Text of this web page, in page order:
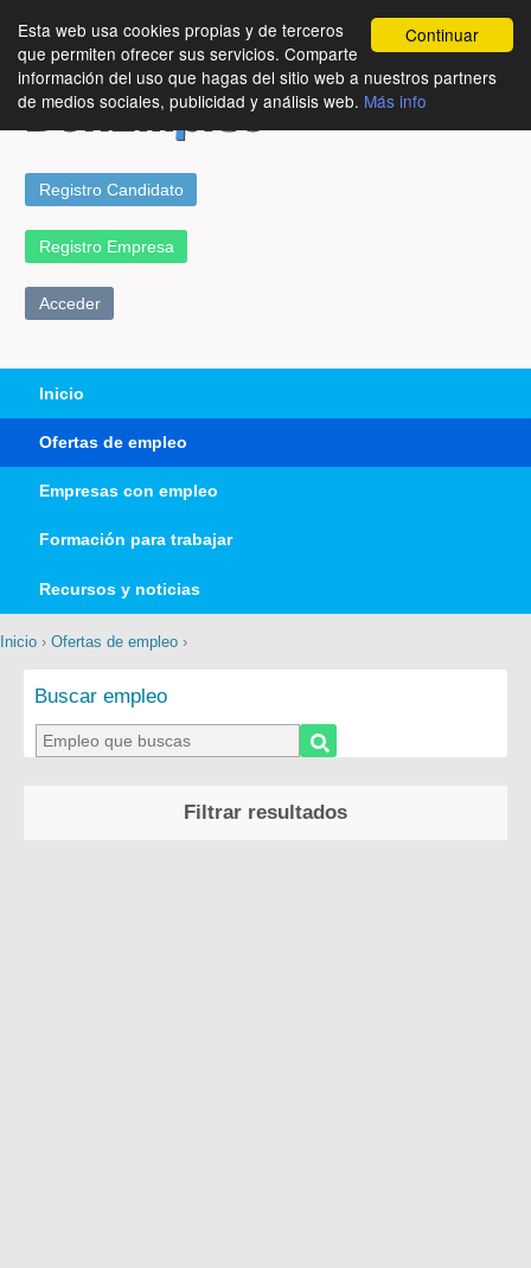
Continuar
Esta web usa cookies propias y de terceros
que permiten ofrecer sus servicios. Comparte
información del uso que hagas del sitio web a nuestros partners
de medios sociales, publicidad y análisis web. Más info
Registro Candidato
Registro Empresa
Acceder
Inicio
Ofertas de empleo
Empresas con empleo
Formación para trabajar
Recursos y noticias
Inicio › Ofertas de empleo ›
Buscar empleo
Filtrar resultados